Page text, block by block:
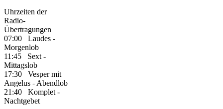
Uhrzeiten der
Radio-
Übertragungen
07:00 Laudes -
Morgenlob
11:45 Sext -
Mittagslob
17:30 Vesper mit
Angelus - Abendlob
21:40 Komplet -
Nachtgebet